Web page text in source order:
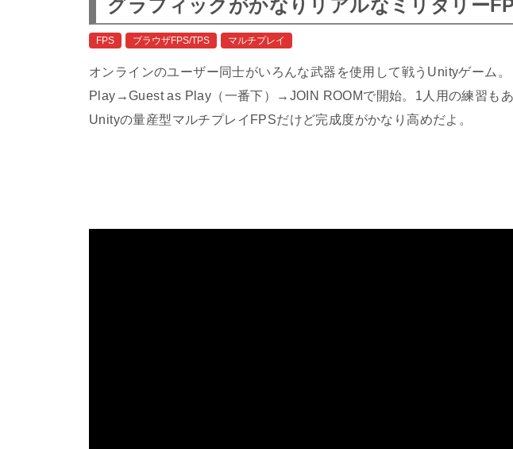
グラフィックがかなりリアルなミリタリー
FPS ブラウザFPS/TPS マルチプレイ
オンラインのユーザー同士がいろんな武器を使用して戦うUnityゲーム。
Play→Guest as Play（一番下）→JOIN ROOMで開始。1人用の練習もあ
Unityの量産型マルチプレイFPSだけど完成度がかなり高めだよ。